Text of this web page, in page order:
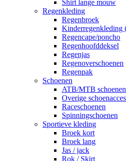
Shirt lange mouw
Regenkleding
Regenbroek
Kinderregenkleding
Regencape/poncho
Regenhoofddeksel
Regenjas
Regenoverschoenen
Regenpak
Schoenen
ATB/MTB schoenen
Overige
Raceschoenen
Spinningschoenen
Sportieve kleding
Broek kort
Broek lang
Jas / jack
Rok / Skirt